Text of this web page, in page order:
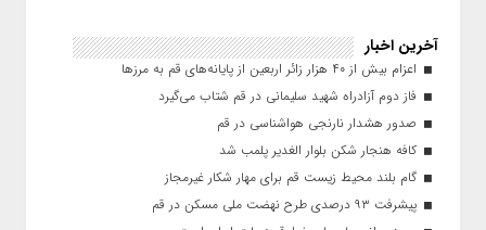
آخرین اخبار
اعزام بیش از ۴۰ هزار زائر اربعین از پایانه‌های قم به مرزها
فاز دوم آزادراه شهید سلیمانی در قم شتاب می‌گیرد
صدور هشدار نارنجی هواشناسی در قم
کافه هنجار شکن بلوار الغدیر پلمب شد
گام بلند محیط زیست قم برای مهار شکار غیرمجاز
پیشرفت ۹۳ درصدی طرح نهضت ملی مسکن در قم